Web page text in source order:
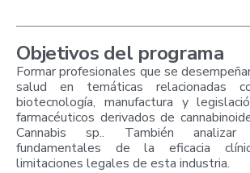
Objetivos del programa
Formar profesionales que se
salud en temáticas relacionadas
biotecnología, manufactura y
farmacéuticos derivados de
Cannabis sp.. También
fundamentales de la eficacia
limitaciones legales de esta industria.